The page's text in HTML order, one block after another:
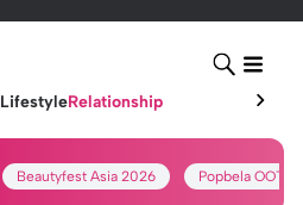
LifestyleRelationship
Beautyfest Asia 2026 Popbela OOTD